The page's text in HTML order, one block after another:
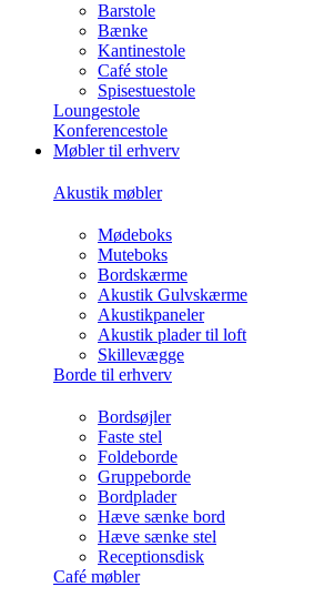
Barstole
Bænke
Kantinestole
Café stole
Spisestuestole
Loungestole
Konferencestole
Møbler til erhverv
Akustik møbler
Mødeboks
Muteboks
Bordskærme
Akustik Gulvskærme
Akustikpaneler
Akustik plader til loft
Skillevægge
Borde til erhverv
Bordsøjler
Faste stel
Foldeborde
Gruppeborde
Bordplader
Hæve sænke bord
Hæve sænke stel
Receptionsdisk
Café møbler